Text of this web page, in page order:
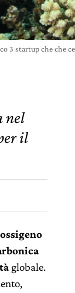
3 startup che che
nel
il
ossigeno
globale.